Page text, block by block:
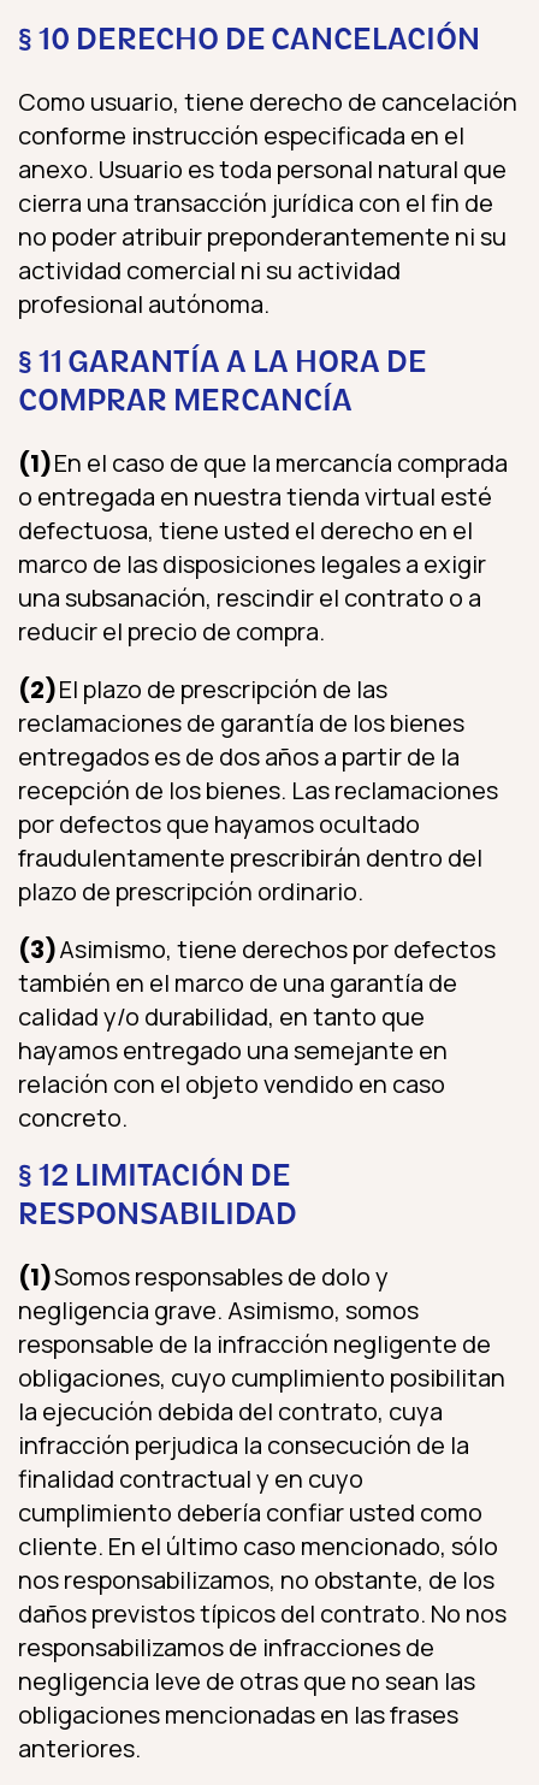
§ 10 DERECHO DE CANCELACIÓN
Como usuario, tiene derecho de cancelación
conforme instrucción especificada en el
anexo. Usuario es toda personal natural que
cierra una transacción jurídica con el fin de
no poder atribuir preponderantemente ni su
actividad comercial ni su actividad
profesional autónoma.
§ 11 GARANTÍA A LA HORA DE
COMPRAR MERCANCÍA
(1)En el caso de que la mercancía comprada
o entregada en nuestra tienda virtual esté
defectuosa, tiene usted el derecho en el
marco de las disposiciones legales a exigir
una subsanación, rescindir el contrato o a
reducir el precio de compra.
(2)El plazo de prescripción de las
reclamaciones de garantía de los bienes
entregados es de dos años a partir de la
recepción de los bienes. Las reclamaciones
por defectos que hayamos ocultado
fraudulentamente prescribirán dentro del
plazo de prescripción ordinario.
(3)Asimismo, tiene derechos por defectos
también en el marco de una garantía de
calidad y/o durabilidad, en tanto que
hayamos entregado una semejante en
relación con el objeto vendido en caso
concreto.
§ 12 LIMITACIÓN DE
RESPONSABILIDAD
(1)Somos responsables de dolo y
negligencia grave. Asimismo, somos
responsable de la infracción negligente de
obligaciones, cuyo cumplimiento posibilitan
la ejecución debida del contrato, cuya
infracción perjudica la consecución de la
finalidad contractual y en cuyo
cumplimiento debería confiar usted como
cliente. En el último caso mencionado, sólo
nos responsabilizamos, no obstante, de los
daños previstos típicos del contrato. No nos
responsabilizamos de infracciones de
negligencia leve de otras que no sean las
obligaciones mencionadas en las frases
anteriores.